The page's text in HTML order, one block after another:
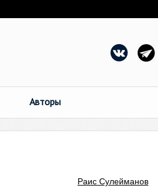
Авторы
Раис Сулейманов